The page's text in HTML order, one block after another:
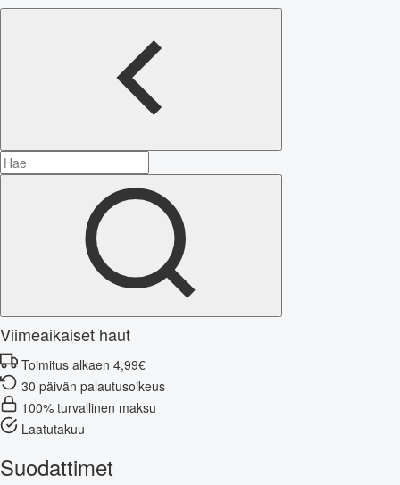
Viimeaikaiset haut
Toimitus alkaen 4,99€
30 päivän palautusoikeus
100% turvallinen maksu
Laatutakuu
Suodattimet